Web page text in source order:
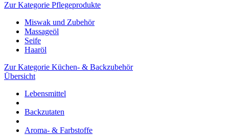
Zur Kategorie Pflegeprodukte
Miswak und Zubehör
Massageöl
Seife
Haaröl
Zur Kategorie Küchen- & Backzubehör
Übersicht
Lebensmittel
Backzutaten
Aroma- & Farbstoffe